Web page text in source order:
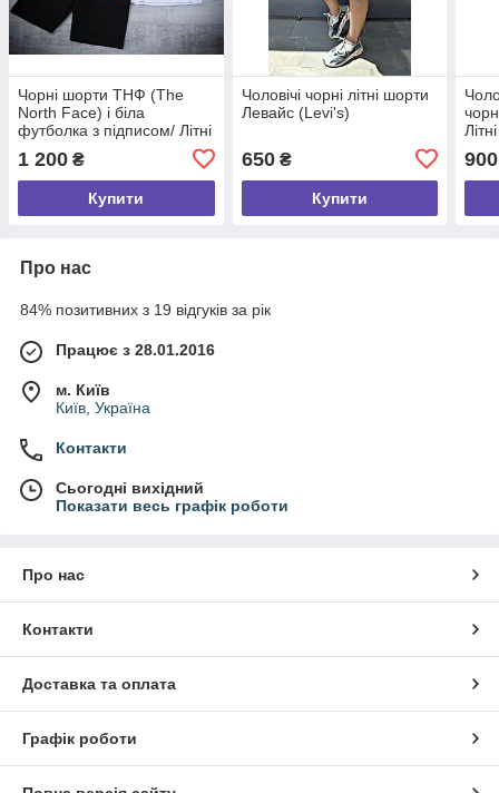
Чорні шорти ТНФ (The
North Face) і біла
футболка з підписом/ Літні
1 200 ₴
Купити
Чоловічі чорні літні шорти
Левайс (Levi's)
650₴
Купити
900
Про нас
84% позитивних з 19 відгуків за рік
Працює з 28.01.2016
м. Київ
Київ, Україна
Контакти
Сьогодні вихідний
Показати весь графік роботи
Про нас
Контакти
Доставка та оплата
Графік роботи